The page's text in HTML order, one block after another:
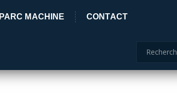
PARC MACHINE CONTACT